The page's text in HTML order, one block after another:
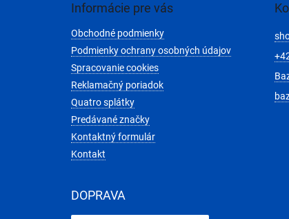
Informácie pre vás
Obchodné podmienky
Podmienky ochrany osobných údajov
Spracovanie cookies
Reklamačný poriadok
Quatro splátky
Predávané značky
Kontaktný formulár
Kontakt
DOPRAVA